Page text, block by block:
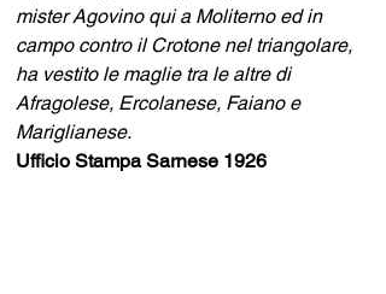
mister Agovino qui a Moliterno ed in
campo contro il Crotone nel triangolare,
ha vestito le maglie tra le altre di
Afragolese, Ercolanese, Faiano e
Mariglianese.
Ufficio Stampa Sarnese 1926